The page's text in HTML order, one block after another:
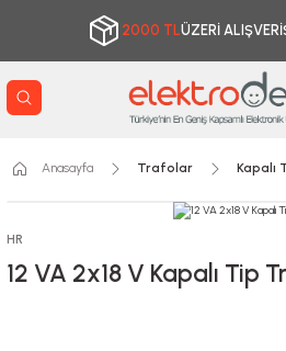
2000 TLÜZERİ
Anasayfa Trafolar Kapalı
HR
12 VA 2x18 V Kapalı Tip